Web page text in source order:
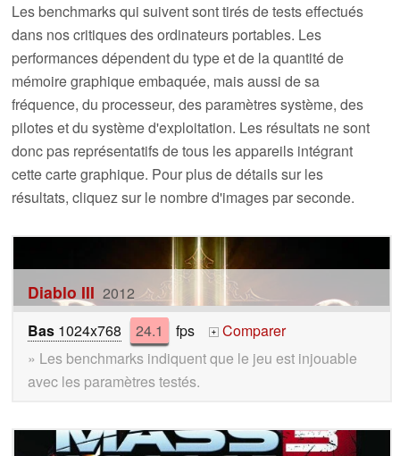
Les benchmarks qui suivent sont tirés de tests effectués
dans nos critiques des ordinateurs portables. Les
performances dépendent du type et de la quantité de
mémoire graphique embaquée, mais aussi de sa
fréquence, du processeur, des paramètres système, des
pilotes et du système d'exploitation. Les résultats ne sont
donc pas représentatifs de tous les appareils intégrant
cette carte graphique. Pour plus de détails sur les
résultats, cliquez sur le nombre d'images par seconde.
Diablo III 2012
Bas 1024x768 24.1 fps +
Comparer
» Les benchmarks indiquent que le jeu est injouable
avec les paramètres testés.